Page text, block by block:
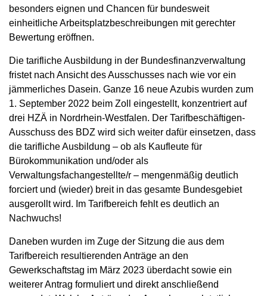
besonders eignen und Chancen für bundesweit
einheitliche Arbeitsplatzbeschreibungen mit gerechter
Bewertung eröffnen.
Die tarifliche Ausbildung in der Bundesfinanzverwaltung
fristet nach Ansicht des Ausschusses nach wie vor ein
jämmerliches Dasein. Ganze 16 neue Azubis wurden zum
1. September 2022 beim Zoll eingestellt, konzentriert auf
drei HZÄ in Nordrhein-Westfalen. Der Tarifbeschäftigen-
Ausschuss des BDZ wird sich weiter dafür einsetzen, dass
die tarifliche Ausbildung – ob als Kaufleute für
Bürokommunikation und/oder als
Verwaltungsfachangestellte/r – mengenmäßig deutlich
forciert und (wieder) breit in das gesamte Bundesgebiet
ausgerollt wird. Im Tarifbereich fehlt es deutlich an
Nachwuchs!
Daneben wurden im Zuge der Sitzung die aus dem
Tarifbereich resultierenden Anträge an den
Gewerkschaftstag im März 2023 überdacht sowie ein
weiterer Antrag formuliert und direkt anschließend